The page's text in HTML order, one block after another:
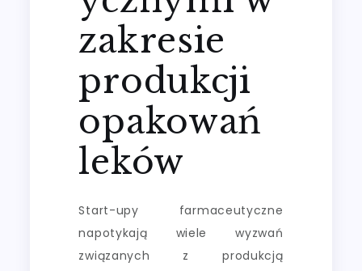
zakresie
produkcji
opakowań
leków
Start-upy farmaceutyczne
napotykają wiele wyzwań
związanych z produkcją